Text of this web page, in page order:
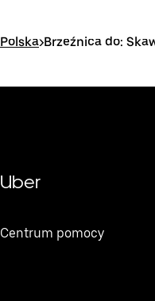
Polska>Brzeźnica do:
Uber
Centrum pomocy